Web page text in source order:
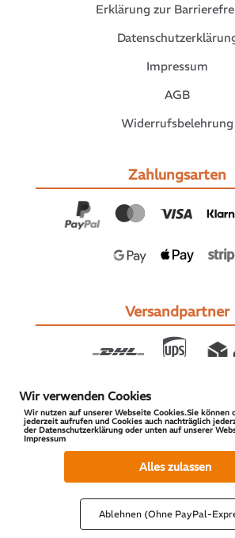
Erklärung zur
Impressum
AGB
Widerrufsbelehrung
Zahlungsarten
Versandpartner
© 2026 S-PARTS | All Rights
Wir verwenden Cookies
Wir nutzen auf unserer Webseite Cookies.Sie können
jederzeit aufrufen und Cookies auch nachträglich
der Datenschutzerklärung oder unten auf unserer
Impressum
Alles zulassen
Ablehnen (Ohne PayPal-